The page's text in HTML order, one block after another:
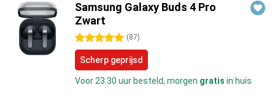
Samsung Galaxy Buds 4 Pro
Zwart
5 sterren (87)
Scherp geprijsd
Voor 23:30 uur besteld, morgen gratis in huis